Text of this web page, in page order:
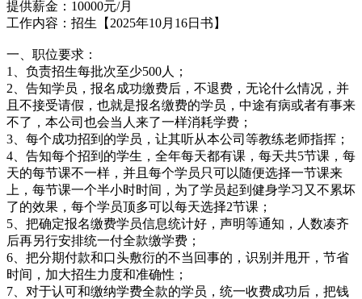
提供薪金：10000元/月
工作内容：招生【2025年10月16日书】
一、职位要求：
1、负责招生每批次至少500人；
2、告知学员，报名成功缴费后，不退费，无论什么情况，并
且不接受请假，也就是报名缴费的学员，中途有病或者有事来
不了，本公司也会当人来了一样消耗学费；
3、每个成功招到的学员，让其听从本公司等教练老师指挥；
4、告知每个招到的学生，全年每天都有课，每天共5节课，每
天的每节课不一样，并且每个学员只可以随便选择一节课来
上，每节课一个半小时时间，为了学员起到健身学习又不累坏
了的效果，每个学员顶多可以每天选择2节课；
5、把确定报名缴费学员信息统计好，声明等通知，人数凑齐
后再另行安排统一付全款缴学费；
6、把分期付款和口头敷衍的不当回事的，识别并甩开，节省
时间，加大招生力度和准确性；
7、对于认可和缴纳学费全款的学员，统一收费成功后，把钱